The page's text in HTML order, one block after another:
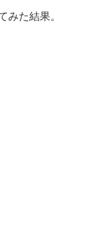
みた結果。